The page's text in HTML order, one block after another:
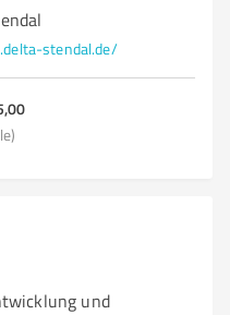
stendal.de/
und